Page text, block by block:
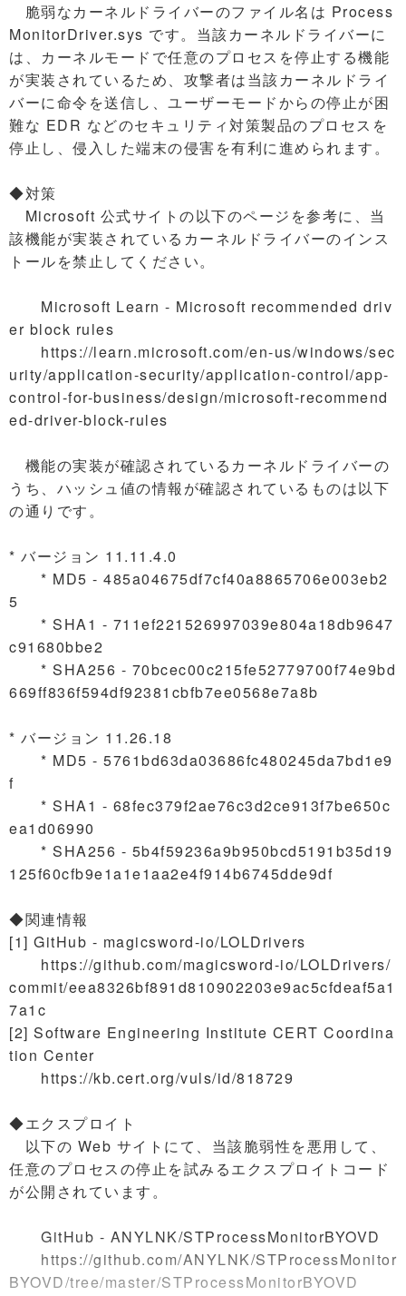
脆弱なカーネルドライバーのファイル名は Process
MonitorDriver.sys です。当該カーネルドライバーに
は、カーネルモードで任意のプロセスを停止する機能
が実装されているため、攻撃者は当該カーネルドライ
バーに命令を送信し、ユーザーモードからの停止が困
難な EDR などのセキュリティ対策製品のプロセスを
停止し、侵入した端末の侵害を有利に進められます。
◆対策
Microsoft 公式サイトの以下のページを参考に、当
該機能が実装されているカーネルドライバーのインス
トールを禁止してください。
Microsoft Learn - Microsoft recommended driv
er block rules
https://learn.microsoft.com/en-us/windows/sec
urity/application-security/application-control/app-
control-for-business/design/microsoft-recommend
ed-driver-block-rules
機能の実装が確認されているカーネルドライバーの
うち、ハッシュ値の情報が確認されているものは以下
の通りです。
* バージョン 11.11.4.0
* MD5 - 485a04675df7cf40a8865706e003eb2
5
* SHA1 - 711ef221526997039e804a18db9647
c91680bbe2
* SHA256 - 70bcec00c215fe52779700f74e9bd
669ff836f594df92381cbfb7ee0568e7a8b
* バージョン 11.26.18
* MD5 - 5761bd63da03686fc480245da7bd1e9
f
* SHA1 - 68fec379f2ae76c3d2ce913f7be650c
ea1d06990
* SHA256 - 5b4f59236a9b950bcd5191b35d19
125f60cfb9e1a1e1aa2e4f914b6745dde9df
◆関連情報
[1] GitHub - magicsword-io/LOLDrivers
https://github.com/magicsword-io/LOLDrivers/
commit/eea8326bf891d810902203e9ac5cfdeaf5a1
7a1c
[2] Software Engineering Institute CERT Coordina
tion Center
https://kb.cert.org/vuls/id/818729
◆エクスプロイト
以下の Web サイトにて、当該脆弱性を悪用して、
任意のプロセスの停止を試みるエクスプロイトコード
が公開されています。
GitHub - ANYLNK/STProcessMonitorBYOVD
https://github.com/ANYLNK/STProcessMonitor
BYOVD/tree/master/STProcessMonitorBYOVD